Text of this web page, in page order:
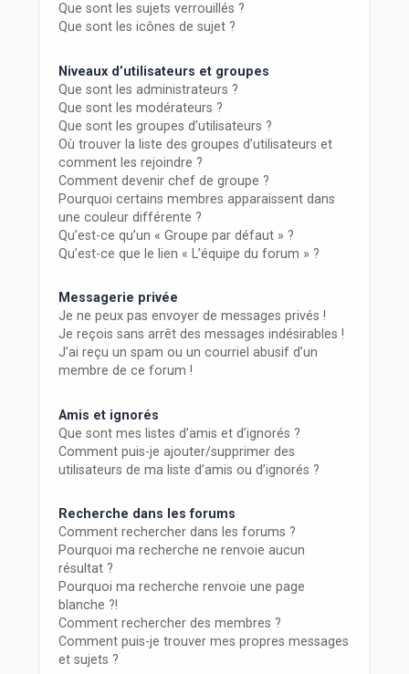
Que sont les sujets verrouillés ?
Que sont les icônes de sujet ?
Niveaux d’utilisateurs et groupes
Que sont les administrateurs ?
Que sont les modérateurs ?
Que sont les groupes d’utilisateurs ?
Où trouver la liste des groupes d’utilisateurs et
comment les rejoindre ?
Comment devenir chef de groupe ?
Pourquoi certains membres apparaissent dans
une couleur différente ?
Qu’est-ce qu’un « Groupe par défaut » ?
Qu’est-ce que le lien « L’équipe du forum » ?
Messagerie privée
Je ne peux pas envoyer de messages privés !
Je reçois sans arrêt des messages indésirables !
J’ai reçu un spam ou un courriel abusif d’un
membre de ce forum !
Amis et ignorés
Que sont mes listes d’amis et d’ignorés ?
Comment puis-je ajouter/supprimer des
utilisateurs de ma liste d’amis ou d’ignorés ?
Recherche dans les forums
Comment rechercher dans les forums ?
Pourquoi ma recherche ne renvoie aucun
résultat ?
Pourquoi ma recherche renvoie une page
blanche ?!
Comment rechercher des membres ?
Comment puis-je trouver mes propres messages
et sujets ?